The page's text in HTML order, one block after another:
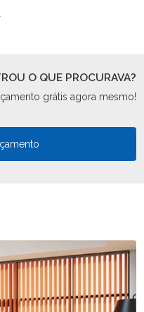
O QUE PROCURAVA?
grátis agora mesmo!